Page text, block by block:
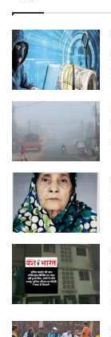
फॉर
विकसित
भारत
में
250
से
अधिक
युवाओं
दिखाई
प्रतिभा,
विजेता
राज्य
स्तर
पर
करेंगे
का